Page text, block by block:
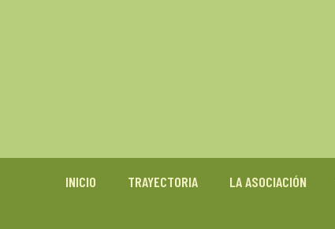
INICIO TRAYECTORIA LA ASOCIACIÓN